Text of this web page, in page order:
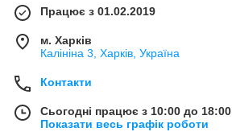
Працює з 01.02.2019
м. Харків
Калініна 3, Харків, Україна
Контакти
Сьогодні працює з 10:00 до 18:00
Показати весь графік роботи